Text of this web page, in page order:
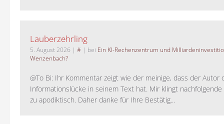
Lauberzehrling
5. August 2026 | # | bei Ein KI-Rechenzentrum und
Wenzenbach?
@To Bi: Ihr Kommentar zeigt wie der meinige, dass der Autor
Informationslücke in seinem Text hat. Mir klingt
zu apodiktisch. Daher danke für Ihre Bestätig...